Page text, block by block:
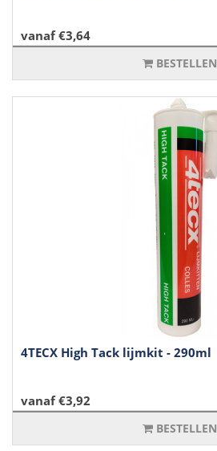
vanaf €3,64
BESTELLEN
4TECX High Tack lijmkit - 290ml
vanaf €3,92
BESTELLEN